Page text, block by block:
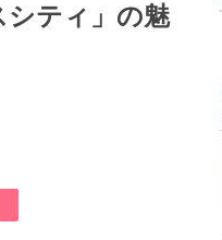
シティ」の魅